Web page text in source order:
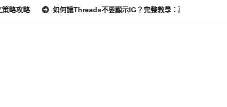
如何讓Threads不要顯示IG？完整教學：高效管理你的線上隱私與數據安全